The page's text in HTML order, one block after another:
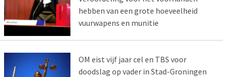
hebben van een grote hoeveelheid
vuurwapens en munitie
OM eist vijf jaar cel en TBS voor
doodslag op vader in Stad-Groningen